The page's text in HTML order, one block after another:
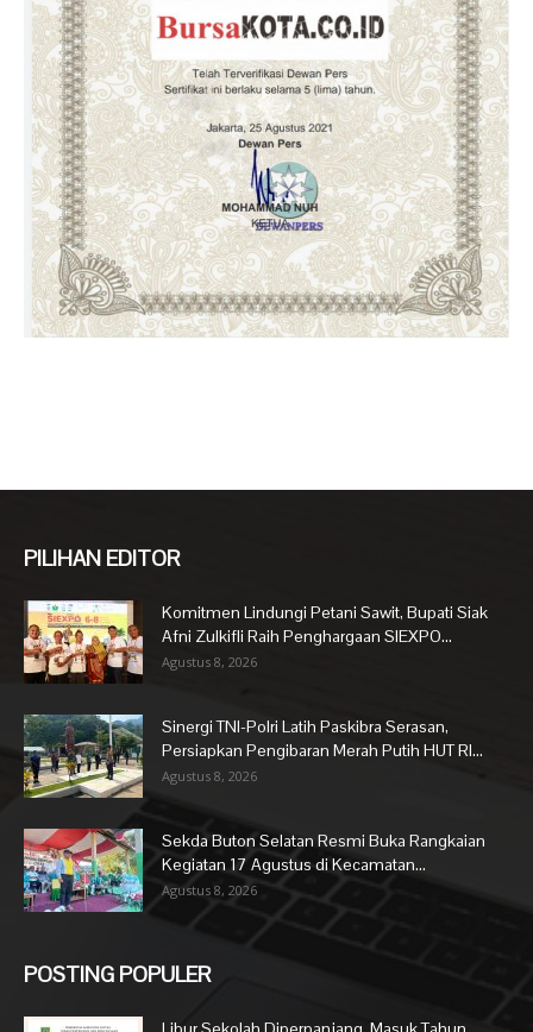
PILIHAN EDITOR
Komitmen Lindungi Petani Sawit, Bupati Siak
Afni Zulkifli Raih Penghargaan SIEXPO...
Agustus 8, 2026
Sinergi TNI-Polri Latih Paskibra Serasan,
Persiapkan Pengibaran Merah Putih HUT RI...
Agustus 8, 2026
Sekda Buton Selatan Resmi Buka Rangkaian
Kegiatan 17 Agustus di Kecamatan...
Agustus 8, 2026
POSTING POPULER